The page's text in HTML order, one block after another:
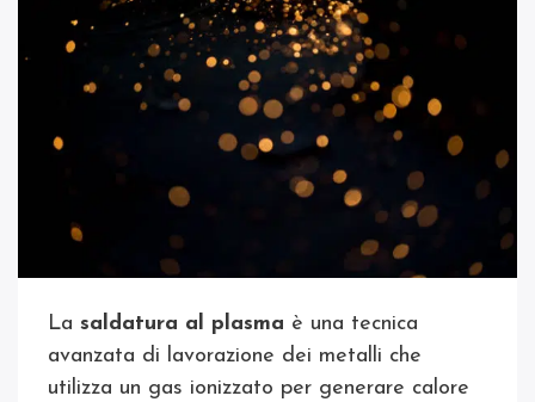
La saldatura al plasma è una tecnica
avanzata di lavorazione dei metalli che
utilizza un gas ionizzato per generare calore